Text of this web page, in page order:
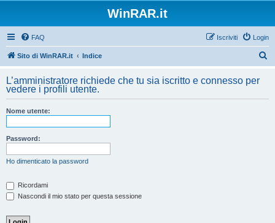
WinRAR.it
FAQ Login
Iscriviti
Sito di WinRAR.it Indice
c
L’amministratore richiede che tu sia iscritto e connesso per
vedere i profili utente.
Nome utente:
Password:
Ho dimenticato la password
Ricordami
Nascondi il mio stato per questa sessione